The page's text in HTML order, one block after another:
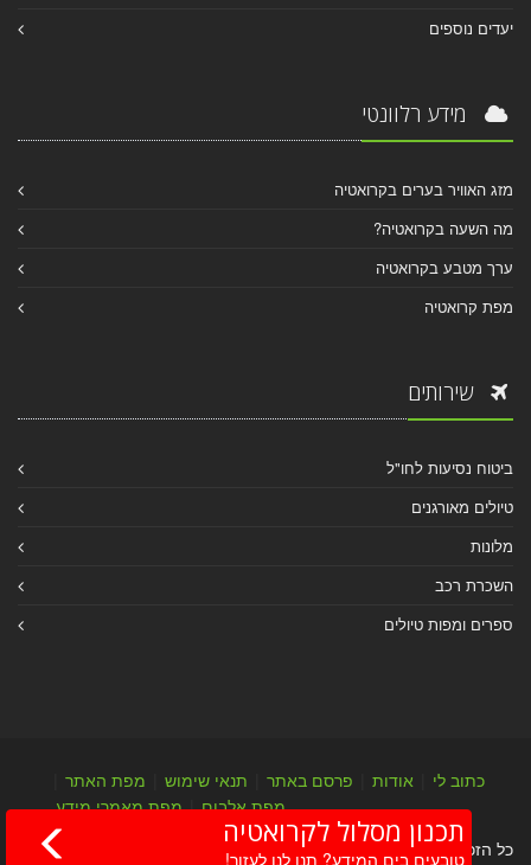
יעדים נוספים
מידע רלוונטי
מזג האוויר בערים בקרואטיה
מה השעה בקרואטיה?
ערך מטבע בקרואטיה
מפת קרואטיה
שירותים
ביטוח נסיעות לחו"ל
טיולים מאורגנים
מלונות
השכרת רכב
ספרים ומפות טיולים
כתוב לי אודות פרסם באתר תנאי שימוש מפת האתר
מפת אלבום|מפת מאמרי מידע
כל הזכויות שמורות לערן יהב © 2004-2026
תכנון מסלול לקרואטיה
טובעים בים המידע? תנו לנו לעזור!